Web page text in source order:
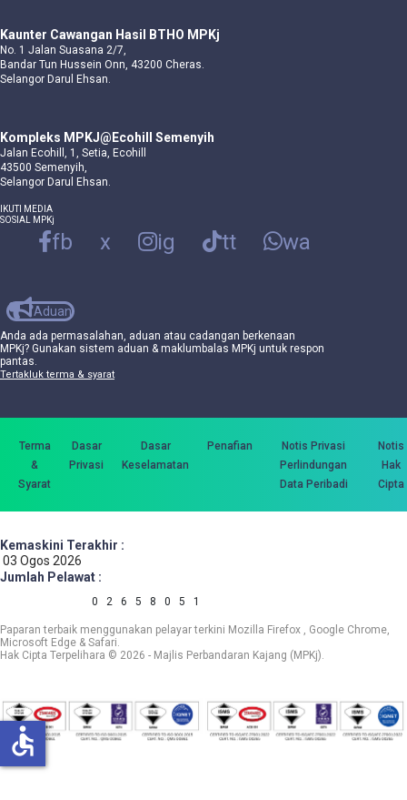
Kaunter Cawangan Hasil BTHO MPKj
No. 1 Jalan Suasana 2/7,
Bandar Tun Hussein Onn, 43200 Cheras.
Selangor Darul Ehsan.
Kompleks MPKJ@Ecohill Semenyih
Jalan Ecohill, 1, Setia, Ecohill
43500 Semenyih,
Selangor Darul Ehsan.
IKUTI MEDIA
SOSIAL MPKj
fb x ig tt wa
Aduan
Anda ada permasalahan, aduan atau cadangan berkenaan
MPKj? Gunakan sistem aduan & maklumbalas MPKj untuk respon
pantas.
Tertakluk terma & syarat
Terma
&
Syarat
Dasar
Privasi
Dasar
Keselamatan
Penafian
Notis Privasi
Perlindungan
Data Peribadi
Notis
Hak
Cipta
Kemaskini Terakhir :
03 Ogos 2026
Jumlah Pelawat :
0 2 6 5 8 0 5 1
Paparan terbaik menggunakan pelayar terkini Mozilla Firefox , Google Chrome,
Microsoft Edge & Safari.
Hak Cipta Terpelihara © 2026 - Majlis Perbandaran Kajang (MPKj).
accessible